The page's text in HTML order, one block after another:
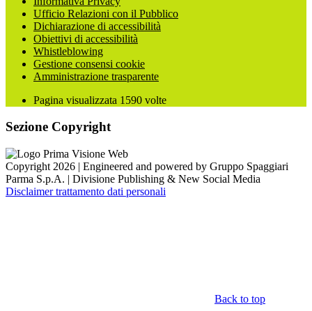
Ufficio Relazioni con il Pubblico
Dichiarazione di accessibilità
Obiettivi di accessibilità
Whistleblowing
Gestione consensi cookie
Amministrazione trasparente
Pagina visualizzata 1590 volte
Sezione Copyright
Copyright 2026 | Engineered and powered by Gruppo Spaggiari
Parma S.p.A. | Divisione Publishing & New Social Media
Disclaimer trattamento dati personali
Back to top